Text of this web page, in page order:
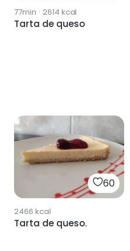
77min · 2614 kcal
Tarta de queso
60
2466 kcal
Tarta de queso.